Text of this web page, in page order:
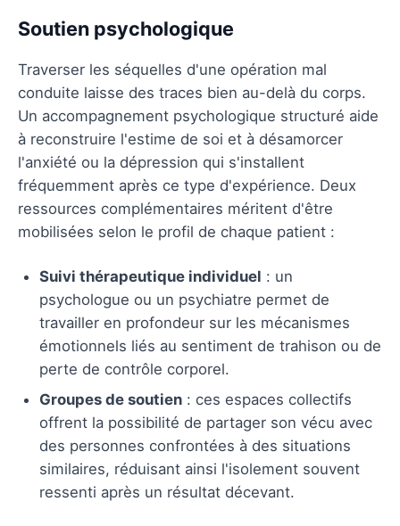
Soutien psychologique
Traverser les séquelles d'une opération mal
conduite laisse des traces bien au-delà du corps.
Un accompagnement psychologique structuré aide
à reconstruire l'estime de soi et à désamorcer
l'anxiété ou la dépression qui s'installent
fréquemment après ce type d'expérience. Deux
ressources complémentaires méritent d'être
mobilisées selon le profil de chaque patient :
Suivi thérapeutique individuel : un
psychologue ou un psychiatre permet de
travailler en profondeur sur les mécanismes
émotionnels liés au sentiment de trahison ou de
perte de contrôle corporel.
Groupes de soutien : ces espaces collectifs
offrent la possibilité de partager son vécu avec
des personnes confrontées à des situations
similaires, réduisant ainsi l'isolement souvent
ressenti après un résultat décevant.